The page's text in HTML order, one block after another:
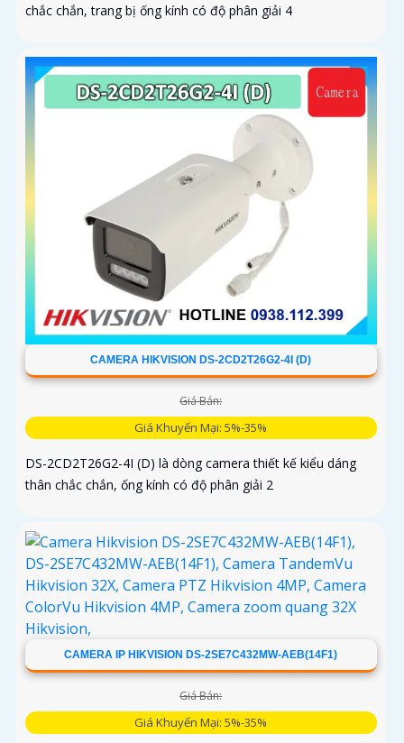
chắc chắn, trang bị ống kính có độ phân giải 4
CAMERA HIKVISION DS-2CD2T26G2-4I (D)
Giá Bán:
Giá Khuyến Mại: 5%-35%
DS-2CD2T26G2-4I (D) là dòng camera thiết kế kiểu dáng
thân chắc chắn, ống kính có độ phân giải 2
CAMERA IP HIKVISION DS-2SE7C432MW-AEB(14F1)
Giá Bán:
Giá Khuyến Mại: 5%-35%